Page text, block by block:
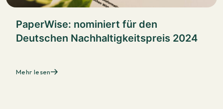
PaperWise: nominiert für den
Deutschen Nachhaltigkeitspreis 2024
Mehr lesen